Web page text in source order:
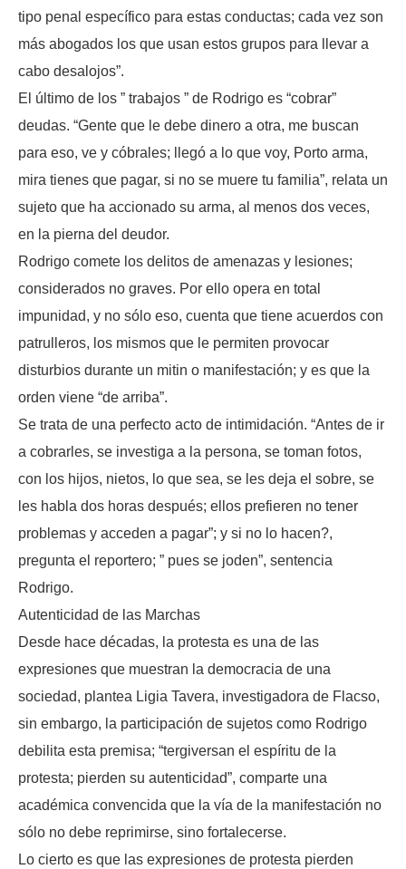
tipo penal específico para estas conductas; cada vez son
más abogados los que usan estos grupos para llevar a
cabo desalojos”.
El último de los ” trabajos ” de Rodrigo es “cobrar”
deudas. “Gente que le debe dinero a otra, me buscan
para eso, ve y cóbrales; llegó a lo que voy, Porto arma,
mira tienes que pagar, si no se muere tu familia”, relata un
sujeto que ha accionado su arma, al menos dos veces,
en la pierna del deudor.
Rodrigo comete los delitos de amenazas y lesiones;
considerados no graves. Por ello opera en total
impunidad, y no sólo eso, cuenta que tiene acuerdos con
patrulleros, los mismos que le permiten provocar
disturbios durante un mitin o manifestación; y es que la
orden viene “de arriba”.
Se trata de una perfecto acto de intimidación. “Antes de ir
a cobrarles, se investiga a la persona, se toman fotos,
con los hijos, nietos, lo que sea, se les deja el sobre, se
les habla dos horas después; ellos prefieren no tener
problemas y acceden a pagar”; y si no lo hacen?,
pregunta el reportero; ” pues se joden”, sentencia
Rodrigo.
Autenticidad de las Marchas
Desde hace décadas, la protesta es una de las
expresiones que muestran la democracia de una
sociedad, plantea Ligia Tavera, investigadora de Flacso,
sin embargo, la participación de sujetos como Rodrigo
debilita esta premisa; “tergiversan el espíritu de la
protesta; pierden su autenticidad”, comparte una
académica convencida que la vía de la manifestación no
sólo no debe reprimirse, sino fortalecerse.
Lo cierto es que las expresiones de protesta pierden